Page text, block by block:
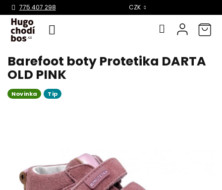
Přejít
obsah
775 407 298 CZK
Barefoot boty Protetika DARTA
OLD PINK
Novinka Tip